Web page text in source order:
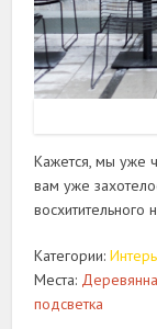
Кажется, мы уже
вам уже
восхитительного
Категории:
Места:
подсветка